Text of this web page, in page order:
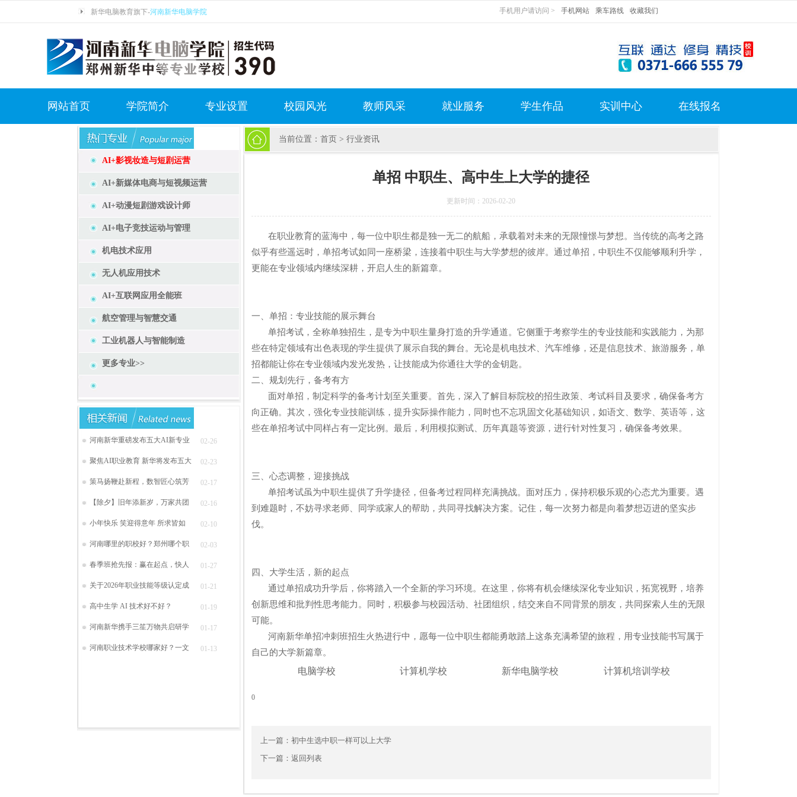
新华电脑教育旗下-河南新华电脑学院 手机用户请访问 > 手机网站 乘车路线 收藏我们
网站首页 学院简介 专业设置 校园风光 教师风采 就业服务 学生作品 实训中心 在线报名
AI+影视妆造与短剧运营
AI+新媒体电商与短视频运营
AI+动漫短剧游戏设计师
AI+电子竞技运动与管理
机电技术应用
无人机应用技术
AI+互联网应用全能班
航空管理与智慧交通
工业机器人与智能制造
更多专业>>
河南新华重磅发布五大AI新专业 02-26
聚焦AI职业教育 新华将发布五大 02-23
策马扬鞭赴新程，数智匠心筑芳 02-17
【除夕】旧年添新岁，万家共团 02-16
小年快乐 笑迎得意年 所求皆如 02-10
河南哪里的职校好？郑州哪个职 02-03
春季班抢先报：赢在起点，快人 01-27
关于2026年职业技能等级认定成 01-21
高中生学 AI 技术好不好？ 01-19
河南新华携手三笙万物共启研学 01-17
河南职业技术学校哪家好？一文 01-13
当前位置： 首页 > 行业资讯
单招 中职生、高中生上大学的捷径
更新时间：2026-02-20
在职业教育的蓝海中，每一位中职生都是独一无二的航船，承载着对未来的无限憧憬与梦想。当传统的高考之路
似乎有些遥远时，单招考试如同一座桥梁，连接着中职生与大学梦想的彼岸。通过单招，中职生不仅能够顺利升学，
更能在专业领域内继续深耕，开启人生的新篇章。
一、单招：专业技能的展示舞台
单招考试，全称单独招生，是专为中职生量身打造的升学通道。它侧重于考察学生的专业技能和实践能力，为那
些在特定领域有出色表现的学生提供了展示自我的舞台。无论是机电技术、汽车维修，还是信息技术、旅游服务，单
招都能让你在专业领域内发光发热，让技能成为你通往大学的金钥匙。
二、规划先行，备考有方
面对单招，制定科学的备考计划至关重要。首先，深入了解目标院校的招生政策、考试科目及要求，确保备考方
向正确。其次，强化专业技能训练，提升实际操作能力，同时也不忘巩固文化基础知识，如语文、数学、英语等，这
些在单招考试中同样占有一定比例。最后，利用模拟测试、历年真题等资源，进行针对性复习，确保备考效果。
三、心态调整，迎接挑战
单招考试虽为中职生提供了升学捷径，但备考过程同样充满挑战。面对压力，保持积极乐观的心态尤为重要。遇
到难题时，不妨寻求老师、同学或家人的帮助，共同寻找解决方案。记住，每一次努力都是向着梦想迈进的坚实步
伐。
四、大学生活，新的起点
通过单招成功升学后，你将踏入一个全新的学习环境。在这里，你将有机会继续深化专业知识，拓宽视野，培养
创新思维和批判性思考能力。同时，积极参与校园活动、社团组织，结交来自不同背景的朋友，共同探索人生的无限
可能。
河南新华单招冲刺班招生火热进行中，愿每一位中职生都能勇敢踏上这条充满希望的旅程，用专业技能书写属于
自己的大学新篇章。
电脑学校 计算机学校 新华电脑学校 计算机培训学校
0
上一篇： 初中生选中职一样可以上大学
下一篇： 返回列表